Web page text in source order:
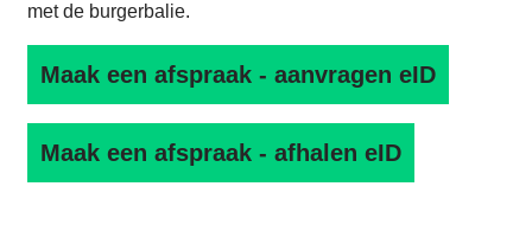
met de burgerbalie.
Maak een afspraak - aanvragen eID
Maak een afspraak - afhalen eID